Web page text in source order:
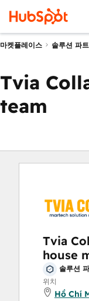
마켓플레이스 솔루션 파
Tvia
team
Tvia
house
솔루션
위치
Hồ Chí